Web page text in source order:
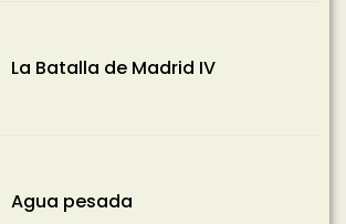
La Batalla de Madrid IV
Agua pesada